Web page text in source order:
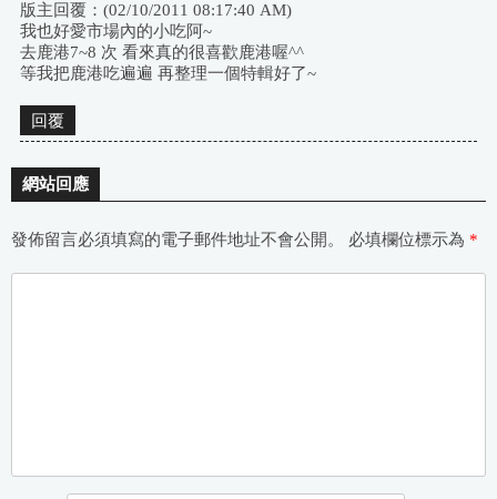
版主回覆：(02/10/2011 08:17:40 AM)
我也好愛市場內的小吃阿~
去鹿港7~8 次 看來真的很喜歡鹿港喔^^
等我把鹿港吃遍遍 再整理一個特輯好了~
回覆
網站回應
發佈留言必須填寫的電子郵件地址不會公開。 必填欄位標示為 *